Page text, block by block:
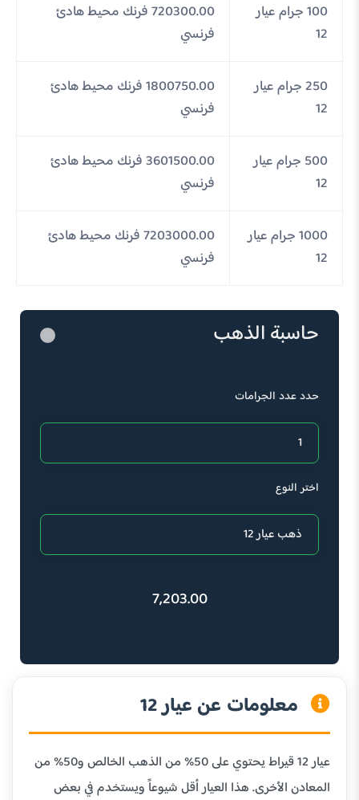
100 جرام عيار
12
720300.00 فرنك محيط هادئ
فرنسي
250 جرام عيار
12
1800750.00 فرنك محيط هادئ
فرنسي
500 جرام عيار
12
3601500.00 فرنك محيط هادئ
فرنسي
1000 جرام عيار
12
7203000.00 فرنك محيط هادئ
فرنسي
حاسبة الذهب
حدد عدد الجرامات
اختر النوع
7,203.00
معلومات عن عيار 12
عيار 12 قيراط يحتوي على 50% من الذهب الخالص و50% من
المعادن الأخرى. هذا العيار أقل شيوعاً ويستخدم في بعض